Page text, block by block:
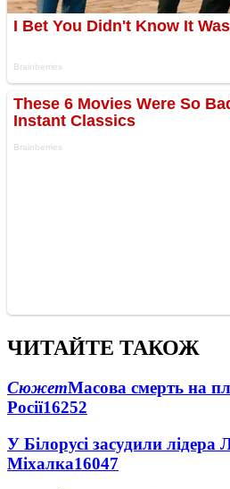
ЧИТАЙТЕ ТАКОЖ
СюжетМасова смерть на
Росії16252
У Білорусі засудили лідера
Міхалка16047